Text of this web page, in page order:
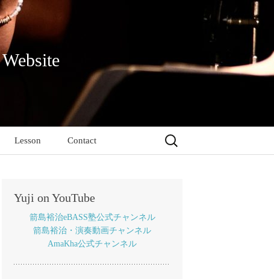
Lesson Contact
検
Yuji on YouTube
箭島裕治eBASS塾公式チャンネル
箭島裕治・演奏動画チャンネル
AmaKha公式チャンネル